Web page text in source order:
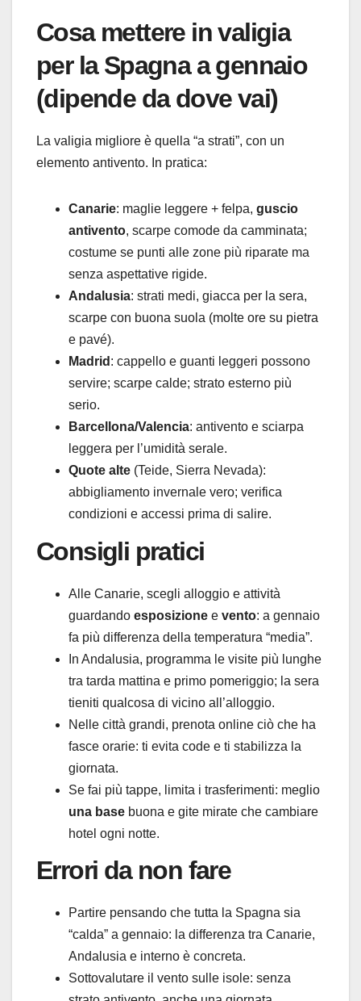
Cosa mettere in valigia
per la Spagna a gennaio
(dipende da dove vai)
La valigia migliore è quella “a strati”, con un
elemento antivento. In pratica:
Canarie: maglie leggere + felpa, guscio
antivento, scarpe comode da camminata;
costume se punti alle zone più riparate ma
senza aspettative rigide.
Andalusia: strati medi, giacca per la sera,
scarpe con buona suola (molte ore su pietra
e pavé).
Madrid : cappello e guanti leggeri possono
servire; scarpe calde; strato esterno più
serio.
Barcellona/Valencia: antivento e sciarpa
leggera per l’umidità serale.
Quote alte (Teide, Sierra Nevada):
abbigliamento invernale vero; verifica
condizioni e accessi prima di salire.
Consigli pratici
Alle Canarie, scegli alloggio e attività
guardando esposizione e vento: a gennaio
fa più differenza della temperatura “media”.
In Andalusia, programma le visite più lunghe
tra tarda mattina e primo pomeriggio; la sera
tieniti qualcosa di vicino all’alloggio.
Nelle città grandi, prenota online ciò che ha
fasce orarie: ti evita code e ti stabilizza la
giornata.
Se fai più tappe, limita i trasferimenti: meglio
una base buona e gite mirate che cambiare
hotel ogni notte.
Errori da non fare
Partire pensando che tutta la Spagna sia
“calda” a gennaio: la differenza tra Canarie,
Andalusia e interno è concreta.
Sottovalutare il vento sulle isole: senza